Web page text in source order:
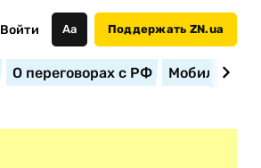
Войти Аа Поддержать ZN.ua
О переговорах с РФ